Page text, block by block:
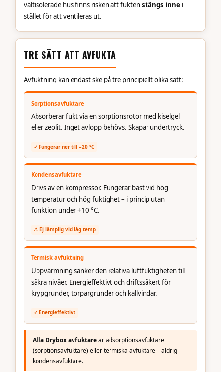
vältisolerade hus finns risken att fuktenstängs innei
stället för att ventileras ut.
TRE SÄTT ATT AVFUKTA
Avfuktning kan endast ske på tre principiellt olika sätt:
Sorptionsavfuktare
Absorberar fukt via en sorptionsrotor med kiselgel
eller zeolit. Inget avlopp behövs. Skapar undertryck.
✓ Fungerar ner till −20 °C
Kondensavfuktare
Drivs av en kompressor. Fungerar bäst vid hög
temperatur och hög fuktighet – i princip utan
funktion under +10 °C.
⚠ Ej lämplig vid låg temp
Termisk avfuktning
Uppvärmning sänker den relativa luftfuktigheten till
säkra nivåer. Energieffektivt och driftssäkert för
krypgrunder, torpargrunder och kallvindar.
✓ Energieffektivt
Alla Drybox avfuktareär adsorptionsavfuktare
(sorptionsavfuktare) eller termiska avfuktare – aldrig
kondensavfuktare.